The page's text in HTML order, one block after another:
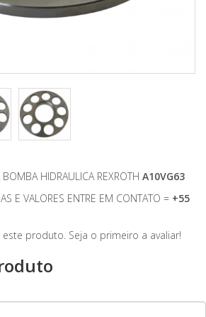
HIDRAULICA REXROTH A10VG63
E VALORES ENTRE EM CONTATO = +55
produto. Seja o primeiro a avaliar!